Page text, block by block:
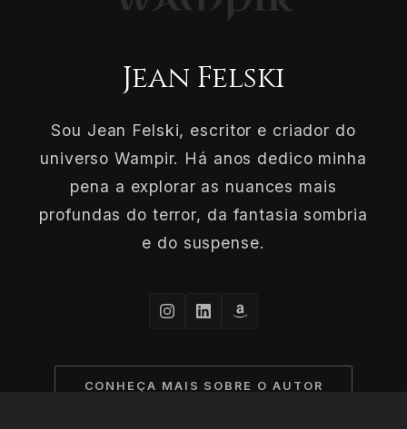
Jean Felski
Sou Jean Felski, escritor e criador do
universo Wampir. Há anos dedico minha
pena a explorar as nuances mais
profundas do terror, da fantasia sombria
e do suspense.
CONHEÇA MAIS SOBRE O AUTOR